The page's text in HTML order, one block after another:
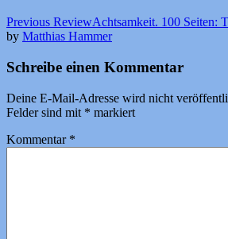
Previous ReviewAchtsamkeit. 100 Seiten:
by Matthias Hammer
Schreibe einen Kommentar
Deine E-Mail-Adresse wird nicht
Felder sind mit * markiert
Kommentar *